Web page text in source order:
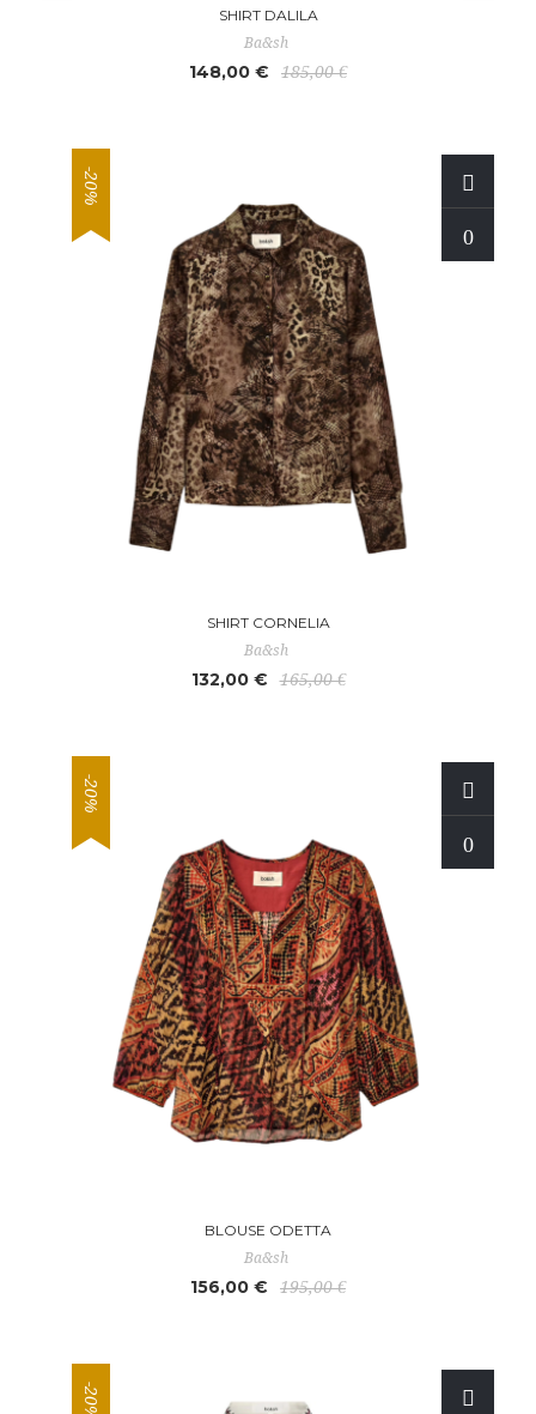
SHIRT DALILA
Ba&sh
148,00 € 185,00 €
-20%
SHIRT CORNELIA
Ba&sh
132,00 € 165,00 €
-20%
BLOUSE ODETTA
Ba&sh
156,00 € 195,00 €
-20%